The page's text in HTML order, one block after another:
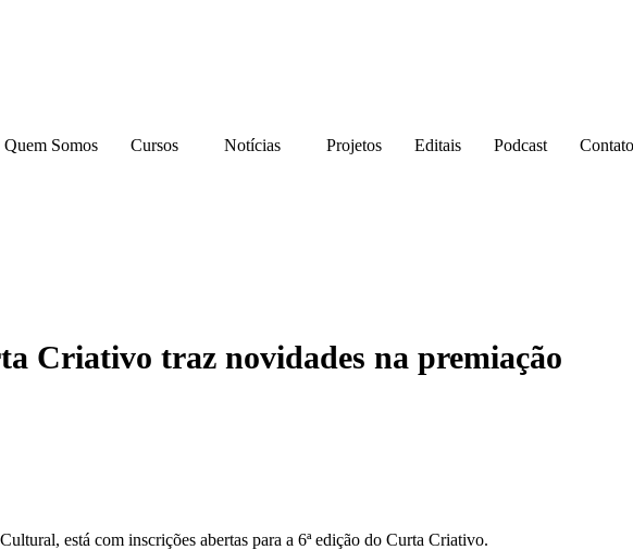
Quem Somos Cursos Notícias Projetos Editais Podcast Contato
Criativo traz novidades na premiação
está com inscrições abertas para a 6ª edição do Curta Criativo.